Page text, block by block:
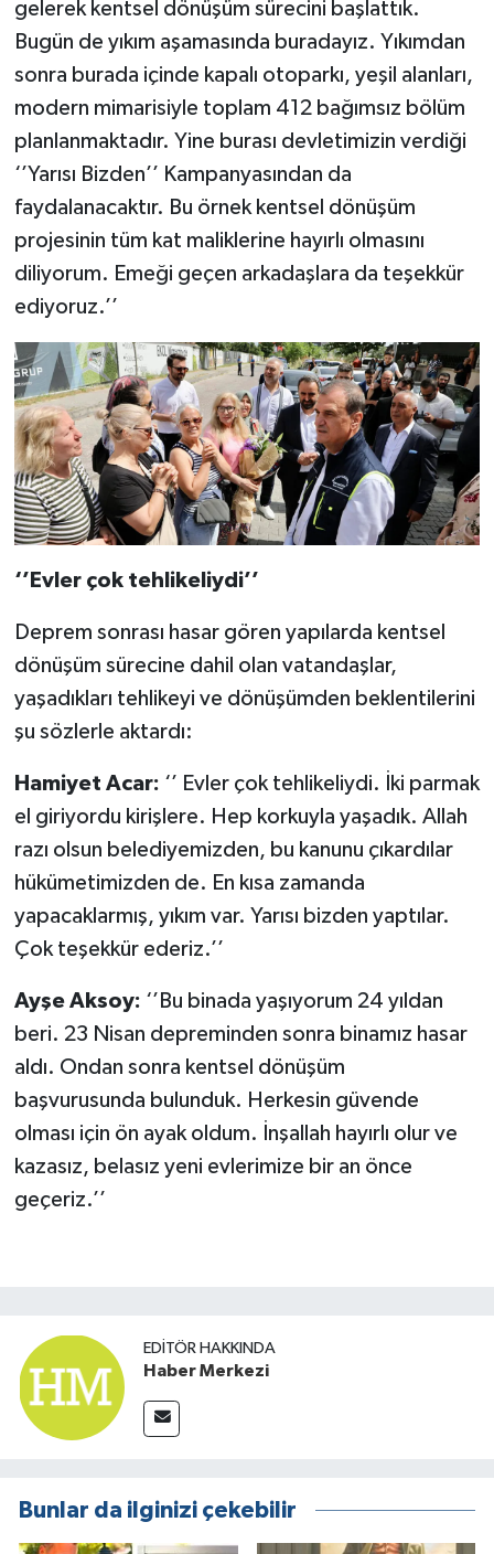
gelerek kentsel dönüşüm sürecini başlattık.
Bugün de yıkım aşamasında buradayız. Yıkımdan
sonra burada içinde kapalı otoparkı, yeşil alanları,
modern mimarisiyle toplam 412 bağımsız bölüm
planlanmaktadır. Yine burası devletimizin verdiği
‘’Yarısı Bizden’’ Kampanyasından da
faydalanacaktır. Bu örnek kentsel dönüşüm
projesinin tüm kat maliklerine hayırlı olmasını
diliyorum. Emeği geçen arkadaşlara da teşekkür
ediyoruz.’’
‘’Evler çok tehlikeliydi’’
Deprem sonrası hasar gören yapılarda kentsel
dönüşüm sürecine dahil olan vatandaşlar,
yaşadıkları tehlikeyi ve dönüşümden beklentilerini
şu sözlerle aktardı:
Hamiyet Acar: ‘’ Evler çok tehlikeliydi. İki parmak
el giriyordu kirişlere. Hep korkuyla yaşadık. Allah
razı olsun belediyemizden, bu kanunu çıkardılar
hükümetimizden de. En kısa zamanda
yapacaklarmış, yıkım var. Yarısı bizden yaptılar.
Çok teşekkür ederiz.’’
Ayşe Aksoy: ‘’Bu binada yaşıyorum 24 yıldan
beri. 23 Nisan depreminden sonra binamız hasar
aldı. Ondan sonra kentsel dönüşüm
başvurusunda bulunduk. Herkesin güvende
olması için ön ayak oldum. İnşallah hayırlı olur ve
kazasız, belasız yeni evlerimize bir an önce
geçeriz.’’
EDITÖR HAKKINDA
Haber Merkezi
Bunlar da ilginizi çekebilir